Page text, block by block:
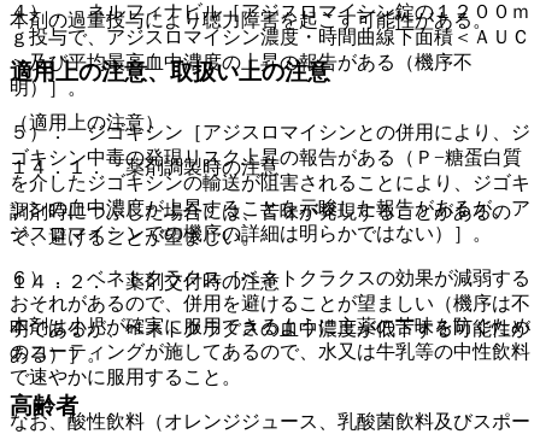
本剤の過量投与により聴力障害を起こす可能性がある。
適用上の注意、取扱い上の注意
（適用上の注意）
１４．１． 薬剤調製時の注意
調剤時につぶした場合には、苦味が発現することがあるの
で、避けることが望ましい。
１４．２． 薬剤交付時の注意
本剤は小児が確実に服用できるように主薬の苦味を防ぐため
のコーティングが施してあるので、水又は牛乳等の中性飲料
で速やかに服用すること。
なお、酸性飲料（オレンジジュース、乳酸菌飲料及びスポー
４）． ネルフィナビル［アジスロマイシン錠の１２００ｍ
ｇ投与で、アジスロマイシン濃度・時間曲線下面積＜ＡＵＣ
＞及び平均最高血中濃度の上昇の報告がある（機序不
明）］。
５）． ジゴキシン［アジスロマイシンとの併用により、ジ
ゴキシン中毒の発現リスク上昇の報告がある（Ｐ−糖蛋白質
を介したジゴキシンの輸送が阻害されることにより、ジゴキ
シンの血中濃度が上昇することを示唆した報告があるが、ア
ジスロマイシンでの機序の詳細は明らかではない）］。
６）． ベネトクラクス［ベネトクラクスの効果が減弱する
おそれがあるので、併用を避けることが望ましい（機序は不
明であるが、ベネトクラクスの血中濃度が低下する可能性が
ある）］。
高齢者